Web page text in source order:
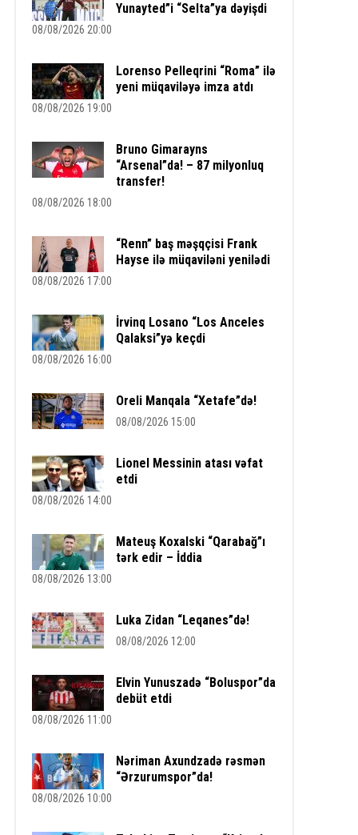
Yunayted”i “Selta”ya dəyişdi
08/08/2026 20:00
Lorenso Pelleqrini “Roma” ilə
yeni müqaviləyə imza atdı
08/08/2026 19:00
Bruno Gimarayns
“Arsenal”da! – 87 milyonluq
transfer!
08/08/2026 18:00
“Renn” baş məşqçisi Frank
Hayse ilə müqaviləni yenilədi
08/08/2026 17:00
İrvinq Losano “Los Anceles
Qalaksi”yə keçdi
08/08/2026 16:00
Oreli Manqala “Xetafe”də!
08/08/2026 15:00
Lionel Messinin atası vəfat
etdi
08/08/2026 14:00
Mateuş Koxalski “Qarabağ”ı
tərk edir – İddia
08/08/2026 13:00
Luka Zidan “Leqanes”də!
08/08/2026 12:00
Elvin Yunuszadə “Boluspor”da
debüt etdi
08/08/2026 11:00
Nəriman Axundzadə rəsmən
“Ərzurumspor”da!
08/08/2026 10:00